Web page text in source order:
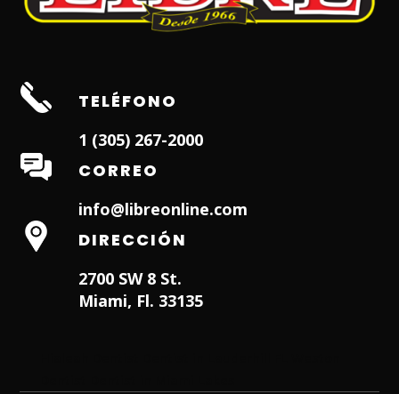
TELÉFONO
1 (305) 267-2000
CORREO
info@libreonline.com
DIRECCIÓN
2700 SW 8 St.
Miami, Fl. 33135